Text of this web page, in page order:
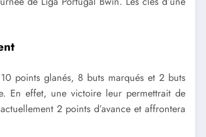
points glanés, 8 buts marqués et 2 buts
En effet, une victoire leur permettrait de
2 points d’avance et affrontera